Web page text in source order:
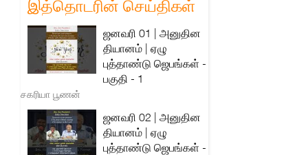
இத்தொடரின் செய்திகள்
ஜனவரி 01 | அனுதின
தியானம் | ஏழு
புத்தாண்டு ஜெபங்கள் -
பகுதி - 1
சகரியா பூணன்
ஜனவரி 02 | அனுதின
தியானம் | ஏழு
புத்தாண்டு ஜெபங்கள் -